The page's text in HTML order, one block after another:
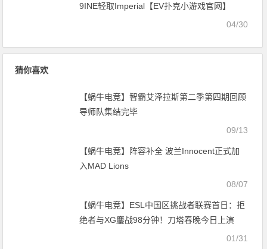
9INE轻取Imperial【EV扑克小游戏官网】
04/30
猜你喜欢
【蜗牛电竞】智霸艾泽拉斯第二季第四期回顾
导师队集结完毕
09/13
【蜗牛电竞】阵容补全 波兰Innocent正式加
入MAD Lions
08/07
【蜗牛电竞】ESL中国区挑战者联赛首日：拒
绝者与XG鏖战98分钟！刀塔春晚今日上演
01/31